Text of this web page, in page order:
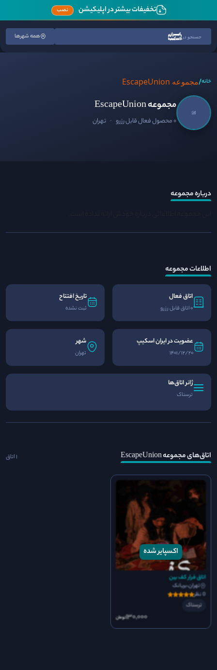
تخفیفات بیشتر در اپلیکیشن نصب
جستجو در همه شهرها
خانه/مجموعه EscapeUnion
مجموعه EscapeUnion
0 محصول فعال قابل رزرو · تهران
درباره مجموعه
اطلاعات مجموعه
اتاق فعال
0 اتاق قابل رزرو
تاریخ افتتاح
ثبت نشده
عضویت در ایران اسکیپ
1401/12/20
شهر
تهران
ژانر اتاق‌ها
ترسناک
اتاق‌های مجموعه EscapeUnion 1 اتاق
اتاق فرار کف بین
تهران،بریانک
0 نظر
ترسناک
130٬000تومان